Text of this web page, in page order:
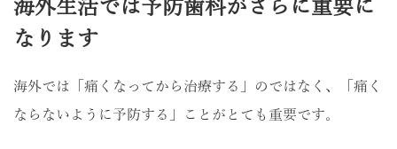
海外生活では予防歯科がさらに重要に
なります
海外では「痛くなってから治療する」のではなく、「痛く
ならないように予防する」ことがとても重要です。